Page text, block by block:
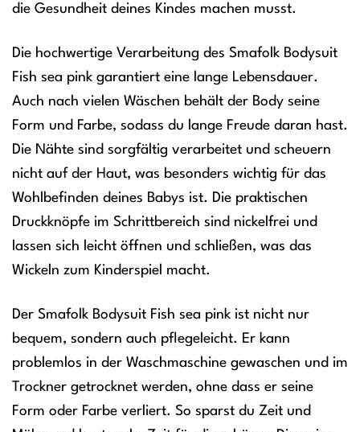
die Gesundheit deines Kindes machen musst.
Die hochwertige Verarbeitung des Smafolk Bodysuit
Fish sea pink garantiert eine lange Lebensdauer.
Auch nach vielen Wäschen behält der Body seine
Form und Farbe, sodass du lange Freude daran hast.
Die Nähte sind sorgfältig verarbeitet und scheuern
nicht auf der Haut, was besonders wichtig für das
Wohlbefinden deines Babys ist. Die praktischen
Druckknöpfe im Schrittbereich sind nickelfrei und
lassen sich leicht öffnen und schließen, was das
Wickeln zum Kinderspiel macht.
Der Smafolk Bodysuit Fish sea pink ist nicht nur
bequem, sondern auch pflegeleicht. Er kann
problemlos in der Waschmaschine gewaschen und im
Trockner getrocknet werden, ohne dass er seine
Form oder Farbe verliert. So sparst du Zeit und